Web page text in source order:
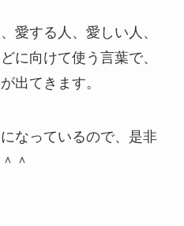
愛する人、愛しい人、
に向けて使う言葉で、
出てきます。
なっているので、是非
＾